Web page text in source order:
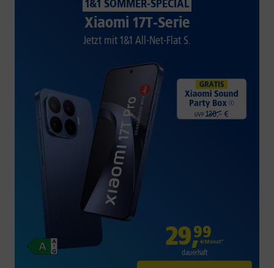
1&1 SOMMER-SPECIAL
Xiaomi 17T-Serie
Jetzt mit 1&1 All-Net-Flat S.
29,
99
€/Monat*
dauerhaft